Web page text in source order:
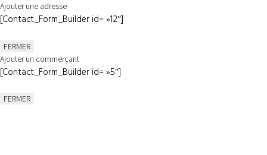
Ajouter une adresse
[Contact_Form_Builder id= »12″]
FERMER
Ajouter un commerçant
[Contact_Form_Builder id= »5″]
FERMER